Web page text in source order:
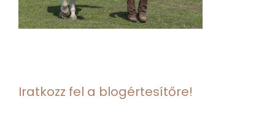
Iratkozz fel a blogértesítőre!